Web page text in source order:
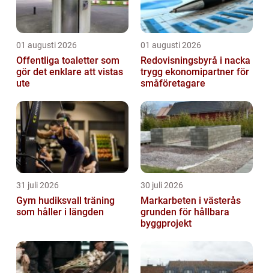
01 augusti 2026
Offentliga toaletter som
gör det enklare att vistas
ute
01 augusti 2026
Redovisningsbyrå i nacka
trygg ekonomipartner för
småföretagare
31 juli 2026
Gym hudiksvall träning
som håller i längden
30 juli 2026
Markarbeten i västerås
grunden för hållbara
byggprojekt